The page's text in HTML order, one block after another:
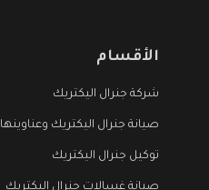
الأقسام
شركة جنرال اليكتريك
صيانة جنرال اليكتريك وعناوينها
توكيل جنرال اليكتريك